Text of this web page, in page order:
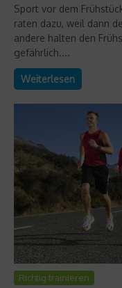
Sport vor dem
raten dazu, weil dann
andere halten den
gefährlich....
Weiterlesen
Richtig trainieren